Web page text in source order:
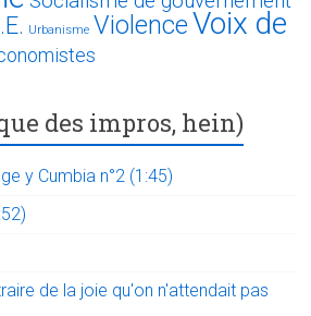
Urbanisme ViolenceVoix de
des impros, hein)
y Cumbia n°2 (1:45)
de la joie qu'on n'attendait pas